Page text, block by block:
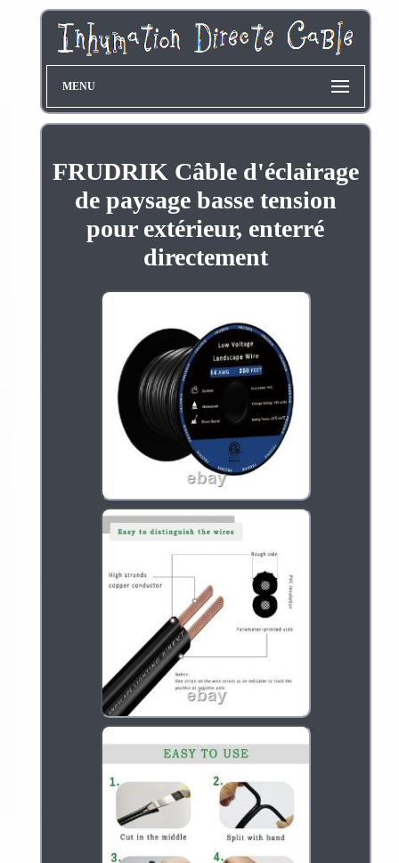
MENU
FRUDRIK Câble d'éclairage
de paysage basse tension
pour extérieur, enterré
directement